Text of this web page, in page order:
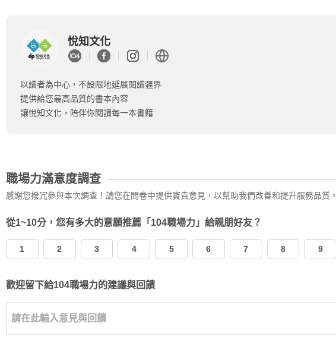
悅知文化
以讀者為中心，不設限地延展閱讀疆界
提供給您最高品質的書本內容
讓悅知文化，陪伴你閱讀每一本書籍
職場力滿意度調查
感謝您撥冗參與本次調查！請您在問卷中提供寶貴意見，以幫助我們改善和提升服務品質。
從1~10分，您有多大的意願推薦「104職場力」給親朋好友？
1 2 3 4 5 6 7 8 9
歡迎留下給104職場力的建議與回饋